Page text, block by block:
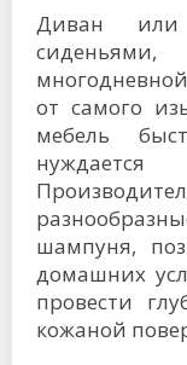
Диван или
от самого
мебель
шампуня,
домашних
провести
кожаной